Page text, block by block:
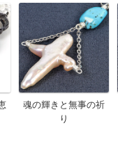
魂の輝きと無事の祈
り